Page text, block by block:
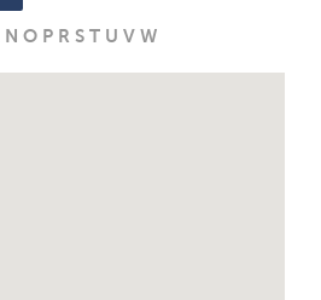
N O P R S T U V W